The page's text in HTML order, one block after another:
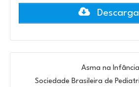
Asma na Infância
Sociedade Brasileira de